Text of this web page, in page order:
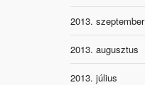
2013. szeptember
2013. augusztus
2013. július